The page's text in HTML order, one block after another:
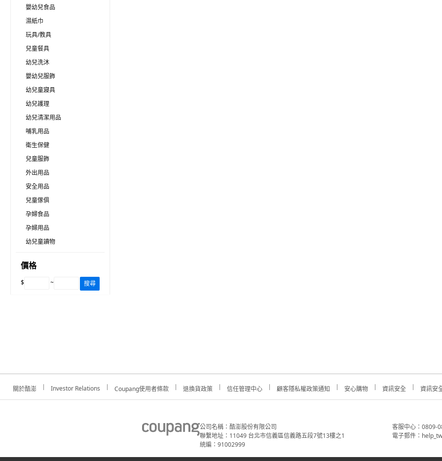
嬰幼兒食品
濕紙巾
玩具/教具
兒童餐具
幼兒洗沐
嬰幼兒服飾
幼兒童寢具
幼兒護理
幼兒清潔用品
哺乳用品
衛生保健
兒童服飾
外出用品
安全用品
兒童傢俱
孕婦食品
孕婦用品
幼兒童讀物
價格
$ ~ 搜尋
關於酷澎 Investor Relations Coupang使用者條款 退換貨政策 信任管理中心 顧客隱私權政策通知 安心購物 資訊安全 資訊安
公司名稱：酷澎股份有限公司
聯繫地址：11049 台北市信義區信義路五段7號13樓之1
統編：91002999
客服中心：0809-
電子郵件：